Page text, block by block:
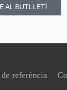
AL BUTLLETÍ
referència